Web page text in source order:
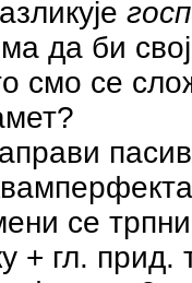
да би
смо се
пасив
се
+ гл.